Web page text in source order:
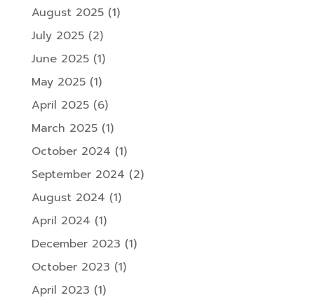
August 2025(1)
July 2025(2)
June 2025(1)
May 2025(1)
April 2025(6)
March 2025(1)
October 2024 (1)
September 2024 (2)
August 2024 (1)
April 2024 (1)
December 2023 (1)
October 2023 (1)
April 2023 (1)